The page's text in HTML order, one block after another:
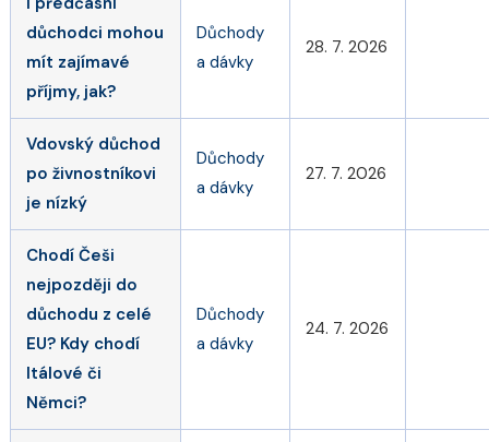
důchodci mohou
mít zajímavé
příjmy, jak?
Důchody
a dávky
28. 7. 2026
Vdovský důchod
po živnostníkovi
je nízký
Důchody
a dávky
27. 7. 2026
Chodí Češi
nejpozději do
důchodu z celé
EU? Kdy chodí
Itálové či
Němci?
Důchody
a dávky
24. 7. 2026